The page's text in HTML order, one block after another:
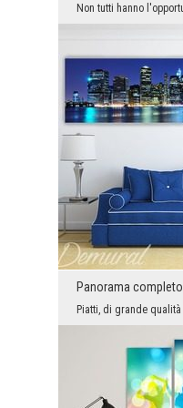
Panorama completo